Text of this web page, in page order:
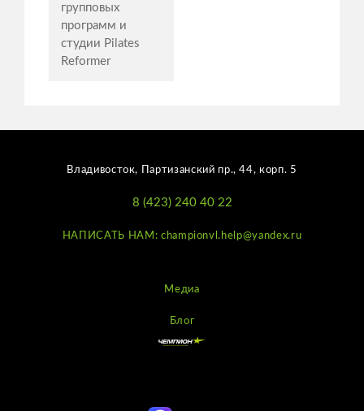
групповых
программ и
студии Pilates
Reformer
Владивосток, Партизанский пр., 44, корп. 5
8 (423) 240 40 22
НАПИСАТЬ НАМ: championvl.help@yandex.ru
Медиа
Блог